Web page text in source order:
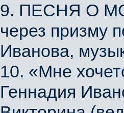
9. ПЕСНЯ О
через призму
Иванова,
10. «Мне
Геннадия